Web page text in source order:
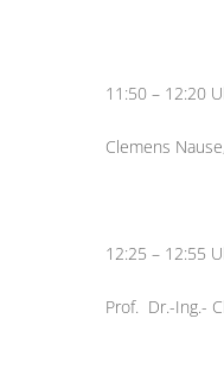
11:50 – 12:20
Clemens
12:25 – 12:55
Prof. Dr.-Ing.-